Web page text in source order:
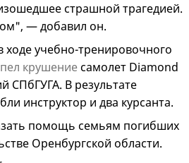
страшной трагедией.
— добавил он.
учебно-тренировочного
крушениесамолет Diamond
СПбГУГА. В результате
инструктор и два курсанта.
помощь семьям погибших
Оренбургской области.